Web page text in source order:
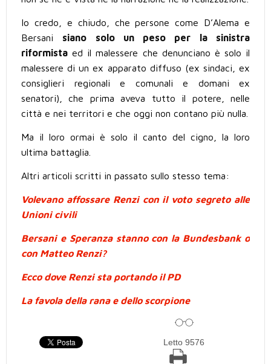
Io credo, e chiudo, che persone come D’Alema e
Bersani siano solo un peso per la sinistra
riformista ed il malessere che denunciano è solo il
malessere di un ex apparato diffuso (ex sindaci, ex
consiglieri regionali e comunali e domani ex
senatori), che prima aveva tutto il potere, nelle
città e nei territori e che oggi non contano più nulla.
Ma il loro ormai è solo il canto del cigno, la loro
ultima battaglia.
Altri articoli scritti in passato sullo stesso tema:
Volevano affossare Renzi con il voto segreto alle
Unioni civili
Bersani e Speranza stanno con la Bundesbank o
con Matteo Renzi?
Ecco dove Renzi sta portando il PD
La favola della rana e dello scorpione
Letto 9576